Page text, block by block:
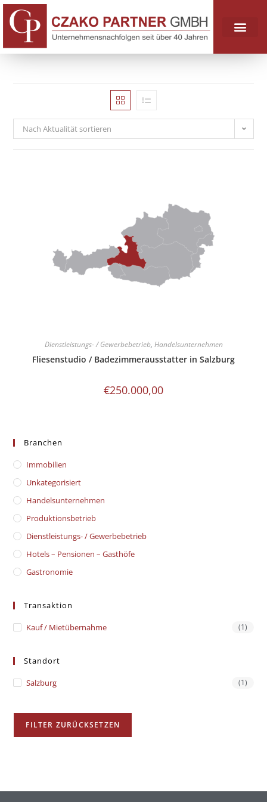
Nach Aktualität sortieren
Dienstleistungs- / Gewerbebetrieb, Handelsunternehmen
Fliesenstudio / Badezimmerausstatter in Salzburg
€250.000,00
Branchen
Immobilien
Unkategorisiert
Handelsunternehmen
Produktionsbetrieb
Dienstleistungs- / Gewerbebetrieb
Hotels – Pensionen – Gasthöfe
Gastronomie
Transaktion
Kauf / Mietübernahme (1)
Standort
Salzburg (1)
FILTER ZURÜCKSETZEN